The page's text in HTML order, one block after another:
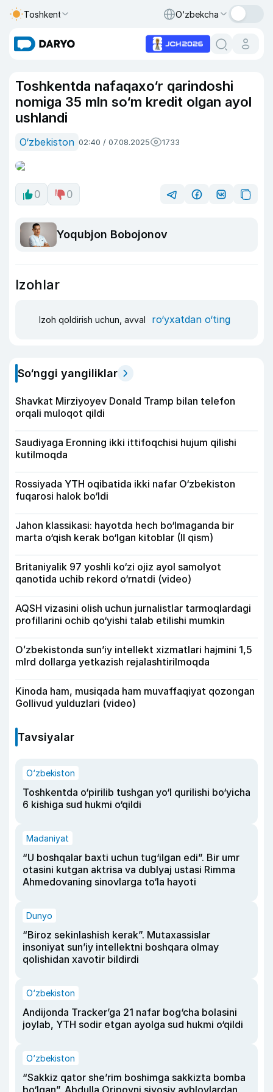
Toshkent O‘zbekcha
Toshkentda nafaqaxo‘r qarindoshi
nomiga 35 mln so‘m kredit olgan ayol
ushlandi
O‘zbekiston 02:40 / 07.08.2025 1733
0 0
Yoqubjon Bobojonov
Izohlar
Izoh qoldirish uchun, avval ro‘yxatdan o‘ting
So‘nggi yangiliklar
Shavkat Mirziyoyev Donald Tramp bilan telefon
orqali muloqot qildi
Saudiyaga Eronning ikki ittifoqchisi hujum qilishi
kutilmoqda
Rossiyada YTH oqibatida ikki nafar O‘zbekiston
fuqarosi halok bo‘ldi
Jahon klassikasi: hayotda hech bo‘lmaganda bir
marta o‘qish kerak bo‘lgan kitoblar (II qism)
Britaniyalik 97 yoshli ko‘zi ojiz ayol samolyot
qanotida uchib rekord o‘rnatdi (video)
AQSH vizasini olish uchun jurnalistlar tarmoqlardagi
profillarini ochib qo‘yishi talab etilishi mumkin
Oʻzbekistonda sunʼiy intellekt xizmatlari hajmini 1,5
mlrd dollarga yetkazish rejalashtirilmoqda
Kinoda ham, musiqada ham muvaffaqiyat qozongan
Gollivud yulduzlari (video)
Tavsiyalar
O‘zbekiston
Toshkentda o‘pirilib tushgan yo‘l qurilishi bo‘yicha
6 kishiga sud hukmi o‘qildi
Madaniyat
“U boshqalar baxti uchun tug‘ilgan edi”. Bir umr
otasini kutgan aktrisa va dublyaj ustasi Rimma
Ahmedovaning sinovlarga to‘la hayoti
Dunyo
“Biroz sekinlashish kerak”. Mutaxassislar
insoniyat sun’iy intellektni boshqara olmay
qolishidan xavotir bildirdi
O‘zbekiston
Andijonda Tracker’ga 21 nafar bog‘cha bolasini
joylab, YTH sodir etgan ayolga sud hukmi o‘qildi
O‘zbekiston
“Sakkiz qator she’rim boshimga sakkizta bomba
bo‘lgan”. Abdulla Oripovni siyosiy ayblovlardan